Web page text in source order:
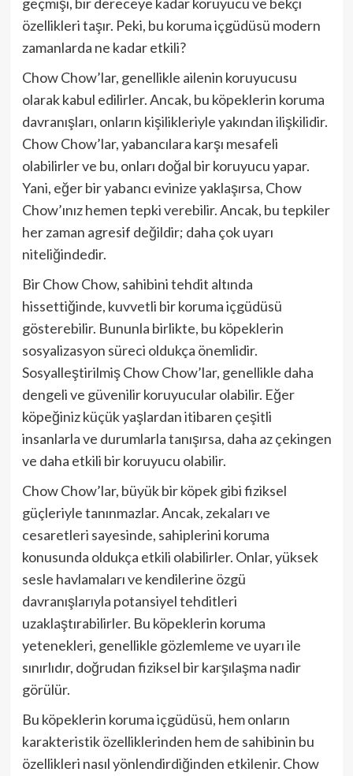
özellikleri taşır. Peki, bu koruma içgüdüsü modern
zamanlarda ne kadar etkili?
Chow Chow’lar, genellikle ailenin koruyucusu
olarak kabul edilirler. Ancak, bu köpeklerin koruma
davranışları, onların kişilikleriyle yakından ilişkilidir.
Chow Chow’lar, yabancılara karşı mesafeli
olabilirler ve bu, onları doğal bir koruyucu yapar.
Yani, eğer bir yabancı evinize yaklaşırsa, Chow
Chow’ınız hemen tepki verebilir. Ancak, bu tepkiler
her zaman agresif değildir; daha çok uyarı
niteliğindedir.
Bir Chow Chow, sahibini tehdit altında
hissettiğinde, kuvvetli bir koruma içgüdüsü
gösterebilir. Bununla birlikte, bu köpeklerin
sosyalizasyon süreci oldukça önemlidir.
Sosyalleştirilmiş Chow Chow’lar, genellikle daha
dengeli ve güvenilir koruyucular olabilir. Eğer
köpeğiniz küçük yaşlardan itibaren çeşitli
insanlarla ve durumlarla tanışırsa, daha az çekingen
ve daha etkili bir koruyucu olabilir.
Chow Chow’lar, büyük bir köpek gibi fiziksel
güçleriyle tanınmazlar. Ancak, zekaları ve
cesaretleri sayesinde, sahiplerini koruma
konusunda oldukça etkili olabilirler. Onlar, yüksek
sesle havlamaları ve kendilerine özgü
davranışlarıyla potansiyel tehditleri
uzaklaştırabilirler. Bu köpeklerin koruma
yetenekleri, genellikle gözlemleme ve uyarı ile
sınırlıdır, doğrudan fiziksel bir karşılaşma nadir
görülür.
Bu köpeklerin koruma içgüdüsü, hem onların
karakteristik özelliklerinden hem de sahibinin bu
özellikleri nasıl yönlendirdiğinden etkilenir. Chow